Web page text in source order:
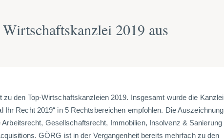
2019 aus
zu den Top-Wirtschaftskanzleien 2019. Insgesamt wurde die Kanzlei
Ihr Recht 2019“ in 5 Rechtsbereichen empfohlen. Die Auszeichnung
Arbeitsrecht, Gesellschaftsrecht, Immobilien, Insolvenz & Sanierung
GÖRG ist in der Vergangenheit bereits mehrfach zu den